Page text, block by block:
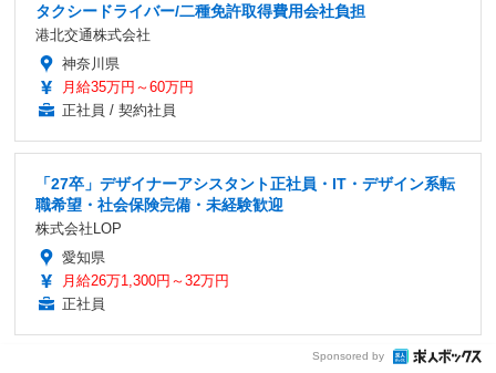
タクシードライバー/二種免許取得費用会社負担
港北交通株式会社
神奈川県
月給35万円～60万円
正社員 / 契約社員
「27卒」デザイナーアシスタント正社員・IT・デザイン系転
職希望・社会保険完備・未経験歓迎
株式会社LOP
愛知県
月給26万1,300円～32万円
正社員
Sponsored by